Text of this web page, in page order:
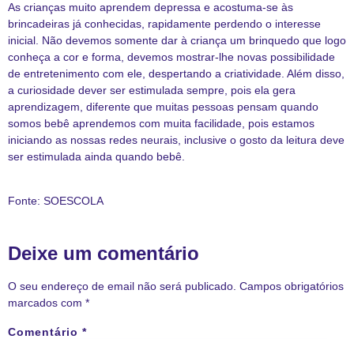
As crianças muito aprendem depressa e acostuma-se às
brincadeiras já conhecidas, rapidamente perdendo o interesse
inicial. Não devemos somente dar à criança um brinquedo que logo
conheça a cor e forma, devemos mostrar-lhe novas possibilidade
de entretenimento com ele, despertando a criatividade. Além disso,
a curiosidade dever ser estimulada sempre, pois ela gera
aprendizagem, diferente que muitas pessoas pensam quando
somos bebê aprendemos com muita facilidade, pois estamos
iniciando as nossas redes neurais, inclusive o gosto da leitura deve
ser estimulada ainda quando bebê.
Fonte: SOESCOLA
Deixe um comentário
O seu endereço de email não será publicado. Campos obrigatórios
marcados com *
Comentário *